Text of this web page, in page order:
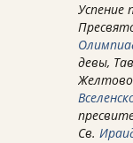
Успение
девы,
Св.